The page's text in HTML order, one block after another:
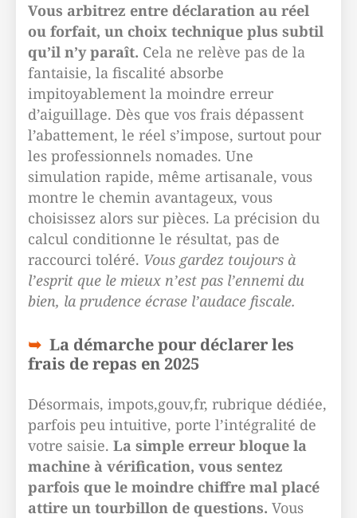
Vous arbitrez entre déclaration au réel
ou forfait, un choix technique plus subtil
qu’il n’y paraît. Cela ne relève pas de la
fantaisie, la fiscalité absorbe
impitoyablement la moindre erreur
d’aiguillage. Dès que vos frais dépassent
l’abattement, le réel s’impose, surtout pour
les professionnels nomades. Une
simulation rapide, même artisanale, vous
montre le chemin avantageux, vous
choisissez alors sur pièces. La précision du
calcul conditionne le résultat, pas de
raccourci toléré. Vous gardez toujours à
l’esprit que le mieux n’est pas l’ennemi du
bien, la prudence écrase l’audace fiscale.
La démarche pour déclarer les
frais de repas en 2025
Désormais, impots,gouv,fr, rubrique dédiée,
parfois peu intuitive, porte l’intégralité de
votre saisie. La simple erreur bloque la
machine à vérification, vous sentez
parfois que le moindre chiffre mal placé
attire un tourbillon de questions. Vous